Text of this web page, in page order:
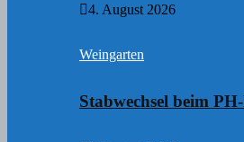
4. August 2026
Weingarten
Stabwechsel beim